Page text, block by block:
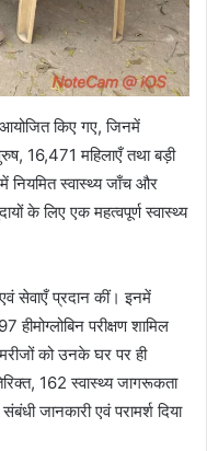
आयोजित किए गए, जिनमें
16,471 महिलाएँ तथा बड़ी
नियमित स्वास्थ्य जाँच और
के लिए एक महत्वपूर्ण स्वास्थ्य
एवं सेवाएँ प्रदान कीं। इनमें
परीक्षण शामिल
को उनके घर पर ही
162 स्वास्थ्य जागरूकता
जानकारी एवं परामर्श दिया